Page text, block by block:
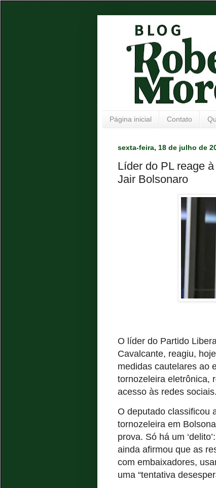
Página inicial Contato
sexta-feira, 18 de julho de
Líder do PL reage
Jair Bolsonaro
O líder do Partido
Cavalcante, reagiu,
medidas cautelares ao
tornozeleira eletrônica,
acesso às redes sociais.
O deputado classificou
tornozeleira em
prova. Só há um
ainda afirmou que as
com embaixadores,
uma “tentativa